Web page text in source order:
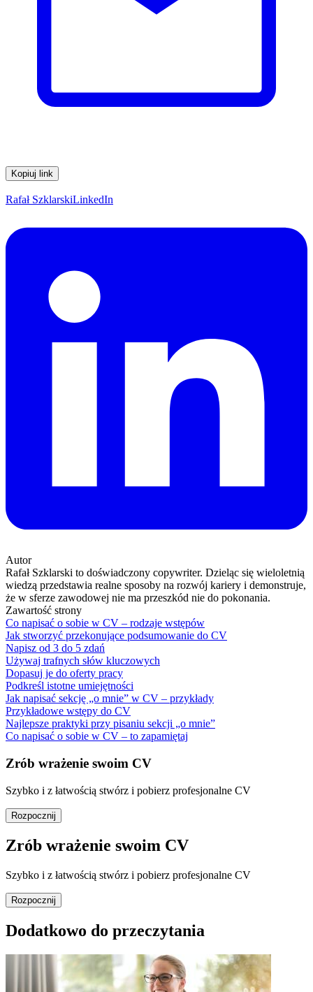
Kopiuj link
Rafał SzklarskiLinkedIn
Autor
Rafał Szklarski to doświadczony copywriter. Dzieląc się wieloletnią
wiedzą przedstawia realne sposoby na rozwój kariery i demonstruje,
że w sferze zawodowej nie ma przeszkód nie do pokonania.
Zawartość strony
Co napisać o sobie w CV – rodzaje wstępów
Jak stworzyć przekonujące podsumowanie do CV
Napisz od 3 do 5 zdań
Używaj trafnych słów kluczowych
Dopasuj je do oferty pracy
Podkreśl istotne umiejętności
Jak napisać sekcję „o mnie” w CV – przykłady
Przykładowe wstępy do CV
Najlepsze praktyki przy pisaniu sekcji „o mnie”
Co napisać o sobie w CV – to zapamiętaj
Zrób wrażenie swoim CV
Szybko i z łatwością stwórz i pobierz profesjonalne CV
Rozpocznij
Zrób wrażenie swoim CV
Szybko i z łatwością stwórz i pobierz profesjonalne CV
Rozpocznij
Dodatkowo do przeczytania